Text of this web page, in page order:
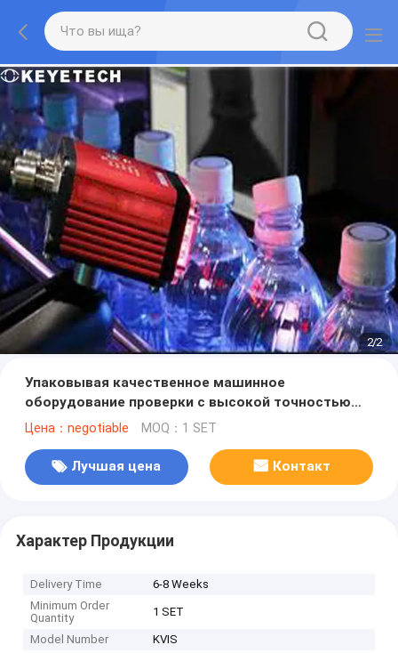
2/2
Упаковывая качественное машинное
оборудование проверки с высокой точностью
осмотра
Цена：negotiable MOQ：1 SET
Лучшая цена Контакт
Характер Продукции
Delivery Time
6-8 Weeks
Minimum Order
Quantity
1 SET
Model Number
KVIS